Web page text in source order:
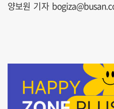
양보원 기자